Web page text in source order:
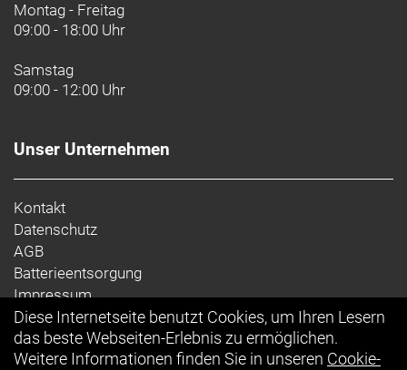
Montag - Freitag
09:00 - 18:00 Uhr
Samstag
09:00 - 12:00 Uhr
Unser Unternehmen
Kontakt
Datenschutz
AGB
Batterieentsorgung
Impressum
Ihr Einkauf
Diese Internetseite benutzt Cookies, um Ihren Lesern
das beste Webseiten-Erlebnis zu ermöglichen.
Weitere Informationen finden Sie in unseren Cookie-